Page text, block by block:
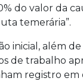
do valor da
temerária”.
inicial, além
de trabalho
registro em